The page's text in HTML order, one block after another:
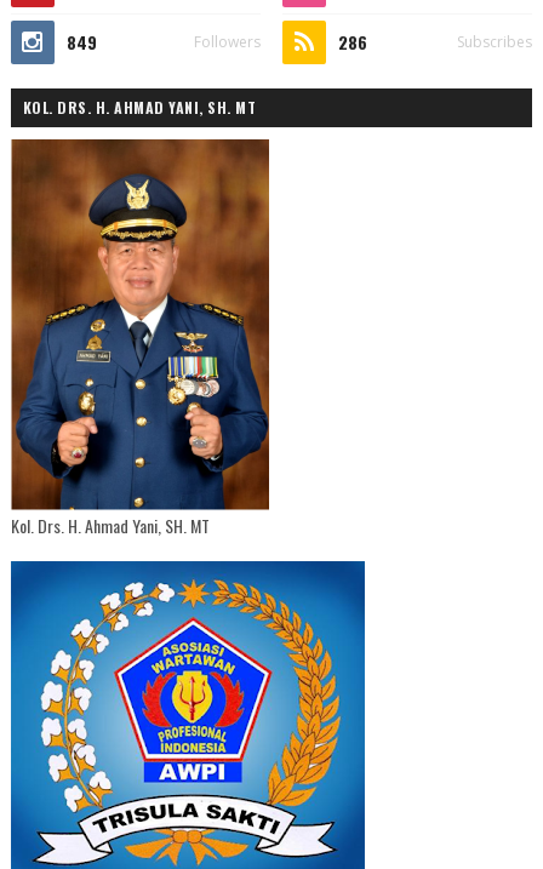
849 Followers 286 Subscribes
KOL. DRS. H. AHMAD YANI, SH. MT
Kol. Drs. H. Ahmad Yani, SH. MT